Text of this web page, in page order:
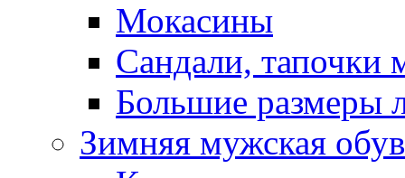
Мокасины
Сандали, тапочки
Большие размеры
Зимняя мужская